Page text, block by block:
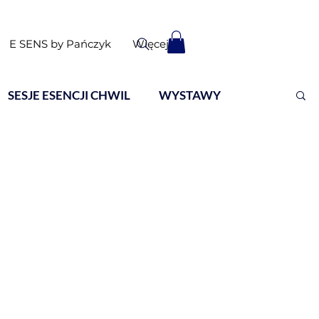
E SENS by Pańczyk Więcej
SESJE ESENCJI CHWIL WYSTAWY